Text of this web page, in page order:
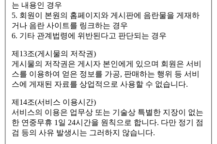
는 내용인 경우
5. 회원이 본원의 홈페이지와 게시판에 음란물을 게재하
거나 음란 사이트를 링크하는 경우
6. 기타 관계법령에 위반된다고 판단되는 경우
제13조(게시물의 저작권)
게시물의 저작권은 게시자 본인에게 있으며 회원은 서비
스를 이용하여 얻은 정보를 가공, 판매하는 행위 등 서비
스에 게재된 자료를 상업적으로 사용할 수 없습니다.
제14조(서비스 이용시간)
서비스의 이용은 업무상 또는 기술상 특별한 지장이 없는
한 연중무휴 1일 24시간을 원칙으로 합니다. 다만 정기 점
검 등의 사유 발생시는 그러하지 않습니다.